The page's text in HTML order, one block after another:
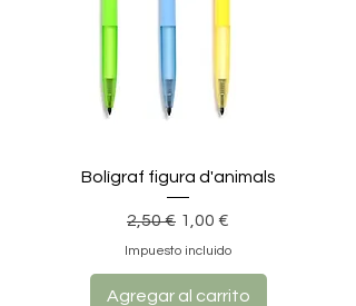
Bolígraf figura d'animals
Precio
2,50 € Precio de oferta
1,00 €
Impuesto incluido
Agregar al carrito